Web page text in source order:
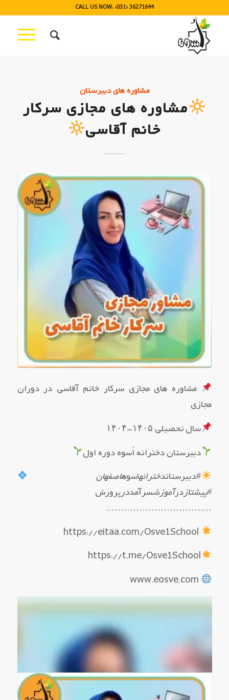
CALL US NOW: (031) 36271644
مشاوره های دبیرستان
مشاوره های مجازی سرکار
خانم آقاسی
مشاوره های مجازی سرکار خانم آقاسی در دوران
مجازی
سال تحصیلی ۱۴۰۵-۱۴۰۴
دبیرستان دخترانه اُسوه دوره اول
#دبیرستاندخترانهاسوهاصفهان
#پیشتازدرآموزشسرآمددرپرورش
….………………………….
https://t.me/Osve1School